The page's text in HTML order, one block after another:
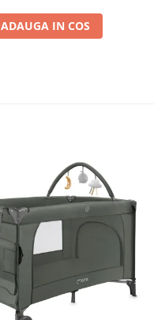
ADAUGA IN COS